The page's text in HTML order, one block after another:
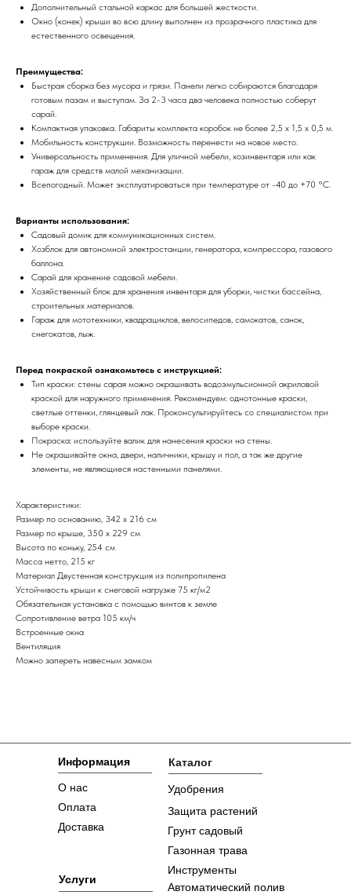
Дополнительный стальной каркас для большей жесткости.
Окно (конек) крыши во всю длину выполнен из прозрачного пластика для
естественного освещения.
Преимущества:
Быстрая сборка без мусора и грязи. Панели легко собираются благодаря
готовым пазам и выступам. За 2-3 часа два человека полностью соберут
сарай.
Компактная упаковка. Габариты комплекта коробок не более 2,5 х 1,5 х 0,5 м.
Мобильность конструкции. Возможность перенести на новое место.
Универсальность применения. Для уличной мебели, хозинвентаря или как
гараж для средств малой механизации.
Всепогодный. Может эксплуатироваться при температуре от -40 до +70 °С.
Варианты использования:
Садовый домик для коммуникационных систем.
Хозблок для автономной электростанции, генератора, компрессора, газового
баллона.
Сарай для хранение садовой мебели.
Хозяйственный блок для хранения инвентаря для уборки, чистки бассейна,
строительных материалов.
Гараж для мототехники, квадрациклов, велосипедов, самокатов, санок,
снегокатов, лыж.
Перед покраской ознакомьтесь с инструкцией:
Тип краски: стены сарая можно окрашивать водоэмульсионной акриловой
краской для наружного применения. Рекомендуем: однотонные краски,
светлые оттенки, глянцевый лак. Проконсультируйтесь со специалистом при
выборе краски.
Покраска: используйте валик для нанесения краски на стены.
Не окрашивайте окна, двери, наличники, крышу и пол, а так же другие
элементы, не являющиеся настенными панелями.
Характеристики:
Размер по основанию, 342 х 216 см
Размер по крыше, 350 x 229 см
Высота по коньку, 254 см
Масса нетто, 215 кг
Материал Двустенная конструкция из полипропилена
Устойчивость крыши к снеговой нагрузке 75 кг/м2
Обязательная установка с помощью винтов к земле
Сопротивление ветра 105 км/ч
Встроенные окна
Вентиляция
Можно запереть навесным замком
Информация Каталог
Услуги
О нас
Оплата
Доставка
Удобрения
Защита растений
Грунт садовый
Газонная трава
Инструменты
Автоматический полив